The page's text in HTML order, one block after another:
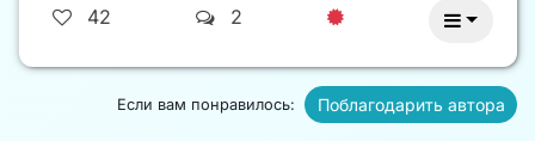
42 2
Если вам понравилось: Поблагодарить автора